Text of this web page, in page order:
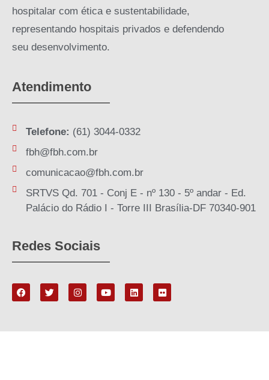
hospitalar com ética e sustentabilidade,
representando hospitais privados e defendendo
seu desenvolvimento.
Atendimento
Telefone: (61) 3044-0332
fbh@fbh.com.br
comunicacao@fbh.com.br
SRTVS Qd. 701 - Conj E - nº 130 - 5º andar - Ed.
Palácio do Rádio I - Torre III Brasília-DF 70340-901
Redes Sociais